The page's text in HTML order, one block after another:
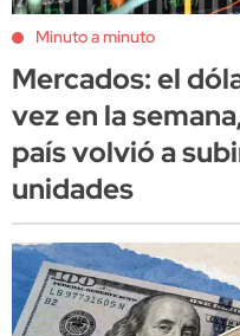
Minuto a minuto
Mercados: el
vez en la
país volvió a
unidades